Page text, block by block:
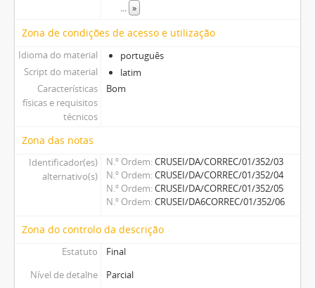
... »
Zona de condições de acesso e utilização
Idioma do material
português
Script do material
latim
Características
físicas e requisitos
técnicos
Bom
Zona das notas
Identificador(es)
alternativo(s)
N.º Ordem CRUSEI/DA/CORREC/01/352/03
N.º Ordem CRUSEI/DA/CORREC/01/352/04
N.º Ordem CRUSEI/DA/CORREC/01/352/05
N.º Ordem CRUSEI/DA6CORREC/01/352/06
Zona do controlo da descrição
Estatuto
Final
Nível de detalhe
Parcial